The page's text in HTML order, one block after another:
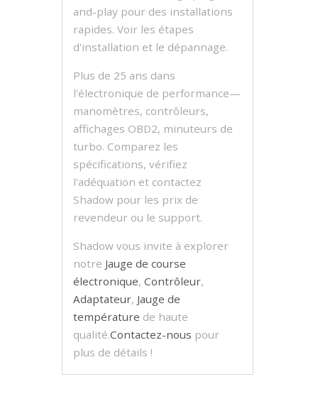
and-play pour des installations
rapides. Voir les étapes
d'installation et le dépannage.
Plus de 25 ans dans
l'électronique de performance—
manomètres, contrôleurs,
affichages OBD2, minuteurs de
turbo. Comparez les
spécifications, vérifiez
l'adéquation et contactez
Shadow pour les prix de
revendeur ou le support.
Shadow vous invite à explorer
notre Jauge de course
électronique, Contrôleur,
Adaptateur, Jauge de
température de haute
qualité.Contactez-nous pour
plus de détails !